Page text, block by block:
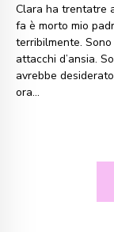
Clara ha trentatre
fa è morto mio
terribilmente.
attacchi d’ansia.
avrebbe
ora...